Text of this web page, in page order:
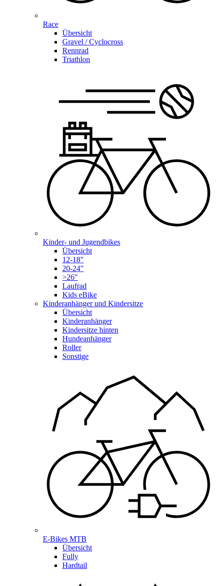
Race
Übersicht
Gravel / Cyclocross
Rennrad
Triathlon
Kinder- und Jugendbikes
Übersicht
12-18"
20-24"
>26"
Laufrad
Kids eBike
Kinderanhänger und Kindersitze
Übersicht
Kinderanhänger
Kindersitze hinten
Hundeanhänger
Roller
Sonstige
E-Bikes MTB
Übersicht
Fully
Hardtail